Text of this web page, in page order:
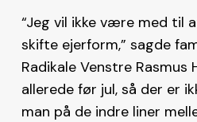
“Jeg vil ikke være med til
skifte ejerform,” sagde
Radikale Venstre Rasmus
allerede før jul, så der er
man på de indre liner